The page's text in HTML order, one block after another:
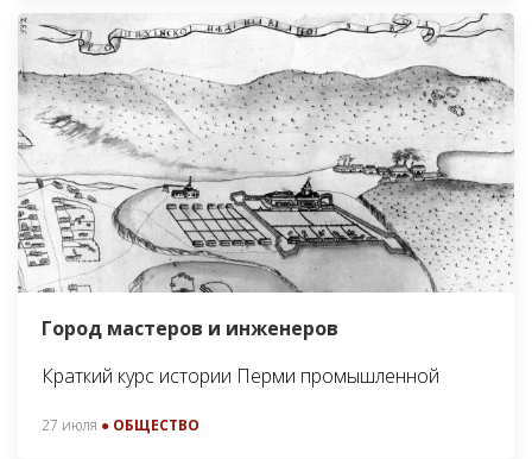
Город мастеров и инженеров
Краткий курс истории Перми промышленной
27 июля ● ОБЩЕСТВО